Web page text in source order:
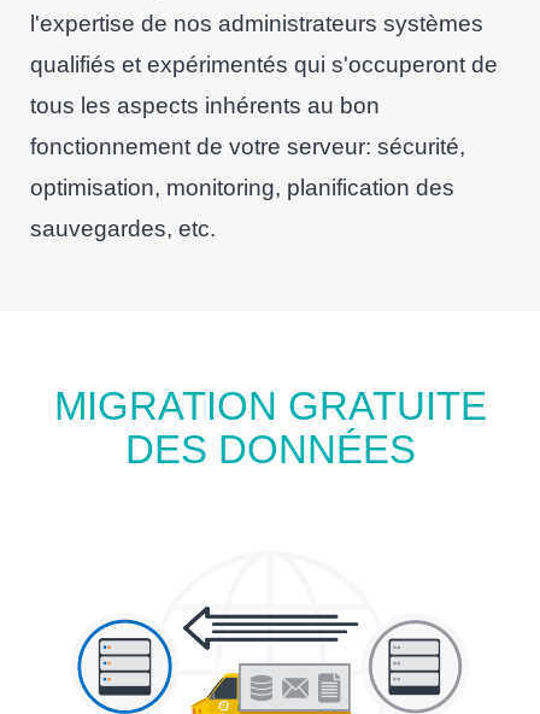
l'expertise de nos administrateurs systèmes
qualifiés et expérimentés qui s'occuperont de
tous les aspects inhérents au bon
fonctionnement de votre serveur: sécurité,
optimisation, monitoring, planification des
sauvegardes, etc.
MIGRATION GRATUITE
DES DONNÉES